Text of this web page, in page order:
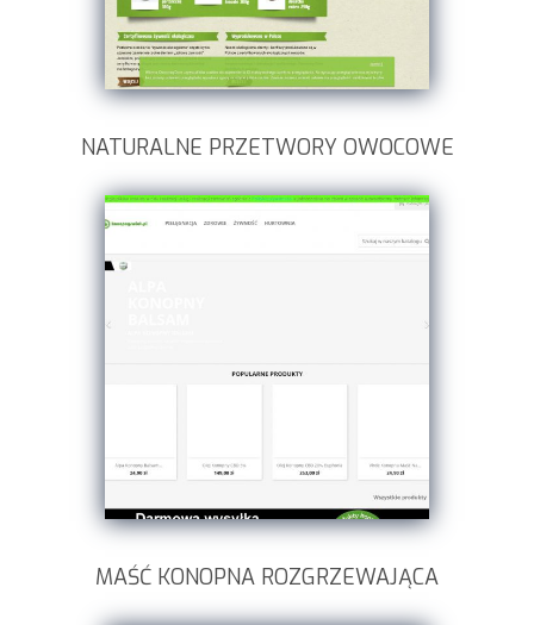
NATURALNE PRZETWORY OWOCOWE
MAŚĆ KONOPNA ROZGRZEWAJĄCA